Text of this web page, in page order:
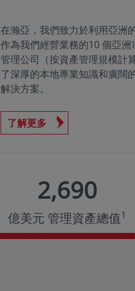
在瀚亞，我們致力於利用亞洲
作為我們經營業務的10 個亞
管理公司（按資產管理規模計算
了深厚的本地專業知識和廣闊
解決方案。
了解更多
2,690
億美元 管理資產總值1